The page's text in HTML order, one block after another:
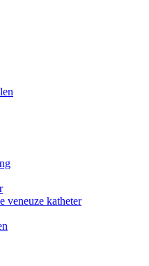
veneuze katheter